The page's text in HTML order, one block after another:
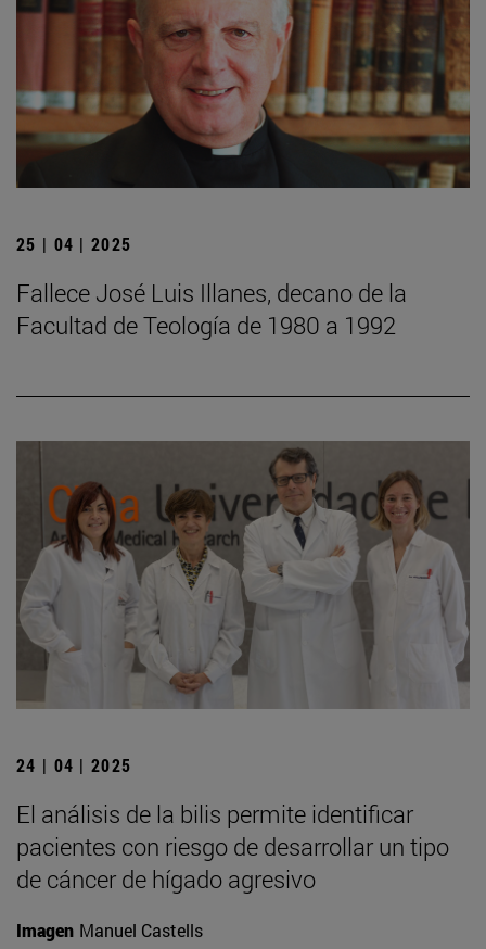
25 | 04 | 2025
Fallece José Luis Illanes, decano de la
Facultad de Teología de 1980 a 1992
24 | 04 | 2025
El análisis de la bilis permite identificar
pacientes con riesgo de desarrollar un tipo
de cáncer de hígado agresivo
Imagen Manuel Castells